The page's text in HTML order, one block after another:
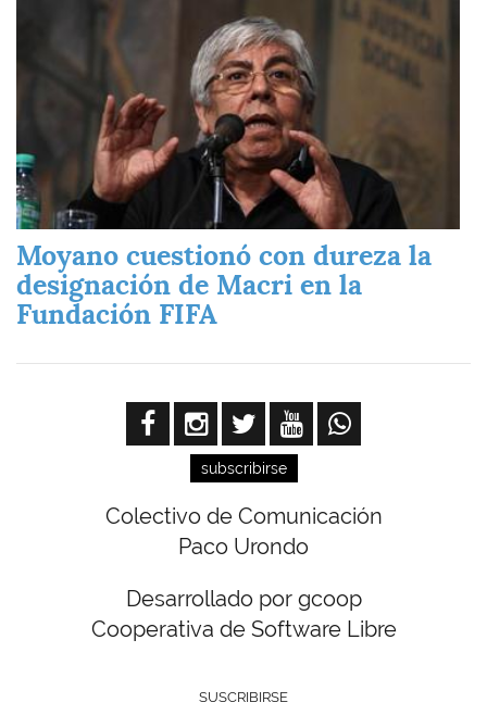
Moyano cuestionó con dureza la
designación de Macri en la
Fundación FIFA
subscribirse
Colectivo de Comunicación
Paco Urondo
Desarrollado por gcoop
Cooperativa de Software Libre
SUSCRIBIRSE